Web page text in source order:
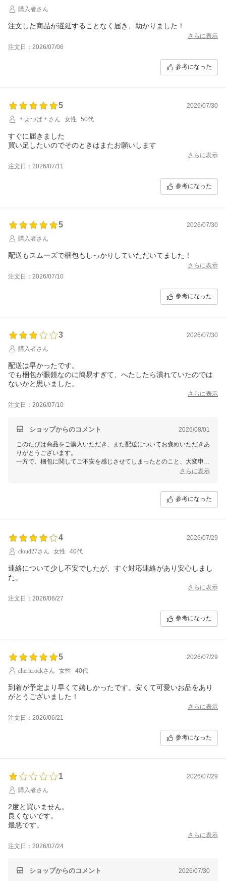
購入者さん
注文した商品が遅延することなく届き、助かりました！
さらに表示
注文日：2026/07/06
参考になった
5
2026/07/30
＊よつば＊さん
女性 50代
すぐに届きました
買い足したいのでそのときはまたお願いします
さらに表示
注文日：2026/07/11
参考になった
5
2026/07/30
購入者さん
配送もスムーズで梱包もしっかりしていただいてました！
さらに表示
注文日：2026/07/10
参考になった
3
2026/07/30
購入者さん
配送は早かったです。
でも梱包が眼鏡なのに簡易すぎて、へたしたら潰れていたのでは
ないかと思いました。
さらに表示
注文日：2026/07/10
ショップからのコメント 2026/08/01
このたびは商品をご購入いただき、また配送についてお褒めいただきあ
りがとうございます。
一方で、梱包に関してご不安を感じさせてしまったとのこと、大変申し
貴重なご意見をいただき、誠にありがとうございます。引き続き、皆様
さらに表示
参考になった
4
2026/07/29
cloud27さん
女性 40代
連絡について少し不安でしたが、すぐ対応連絡があり安心しまし
た。
さらに表示
注文日：2026/06/27
参考になった
5
2026/07/29
cherierockさん
女性 40代
到着が予定より早くて嬉しかったです。安くて可愛いお品をあり
がとうございました！
さらに表示
注文日：2026/06/21
参考になった
1
2026/07/29
購入者さん
2度と買いません。
良くないです。
最悪です。
さらに表示
注文日：2026/07/24
ショップからのコメント 2026/07/30